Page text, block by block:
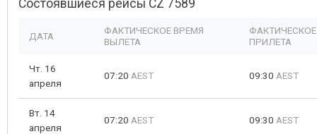
Состоявшиеся рейсы CZ 7589
ДАТА
ФАКТИЧЕСКОЕ ВРЕМЯ
ВЫЛЕТА
ПРИЛЕТА
Чт. 16
апреля
07:20 AEST 09:30 AEST
Вт. 14
апреля
07:20 AEST 09:30 AEST